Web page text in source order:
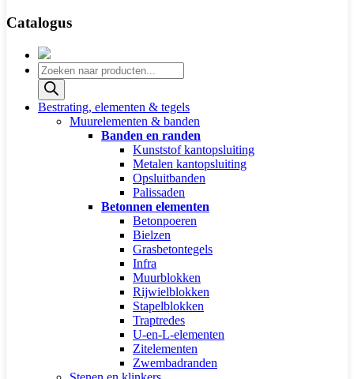
Catalogus
Producten
zoeken
Bestrating, elementen & tegels
Muurelementen & banden
Banden en randen
Kunststof kantopsluiting
Metalen kantopsluiting
Opsluitbanden
Palissaden
Betonnen elementen
Betonpoeren
Bielzen
Grasbetontegels
Infra
Muurblokken
Rijwielblokken
Stapelblokken
Traptredes
U-en-L-elementen
Zitelementen
Zwembadranden